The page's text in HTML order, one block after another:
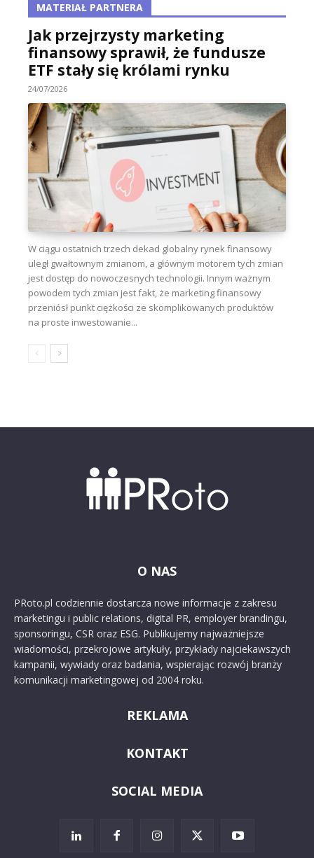
MATERIAŁ PARTNERA
Jak przejrzysty marketing
finansowy sprawił, że fundusze
ETF stały się królami rynku
24/07/2026
W ciągu ostatnich trzech dekad globalny rynek finansowy
uległ gwałtownym zmianom, a głównym motorem tych zmian
jest dostęp do nowoczesnych technologii. Innym ważnym
powodem tych zmian jest fakt, że marketing finansowy
przeniósł punkt ciężkości ze skomplikowanych produktów
na proste inwestowanie...
O NAS
PRoto.pl codziennie dostarcza nowe informacje z zakresu
marketingu i public relations, digital PR, employer brandingu,
sponsoringu, CSR oraz ESG. Publikujemy najważniejsze
wiadomości, przekrojowe artykuły, przykłady najciekawszych
kampanii, wywiady oraz badania, wspierając rozwój branży
komunikacji marketingowej od 2004 roku.
REKLAMA
KONTAKT
SOCIAL MEDIA